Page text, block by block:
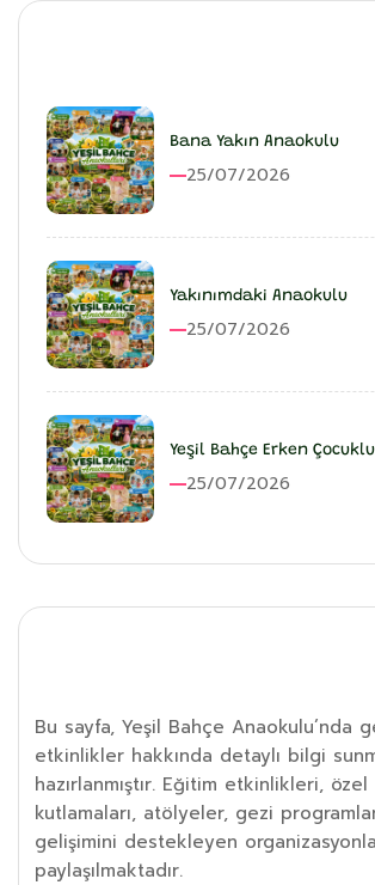
Bana Yakın Anaokulu
25/07/2026
Yakınımdaki Anaokulu
25/07/2026
Yeşil Bahçe Erken
25/07/2026
Bu sayfa, Yeşil Bahçe Anaokulu’nda
etkinlikler hakkında detaylı bilgi
hazırlanmıştır. Eğitim etkinlikleri, özel
kutlamaları, atölyeler, gezi
gelişimini destekleyen
paylaşılmaktadır.